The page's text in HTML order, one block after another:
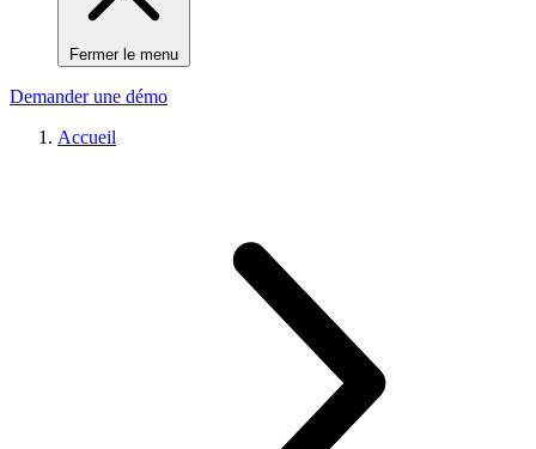
Fermer le menu
Demander une démo
Accueil